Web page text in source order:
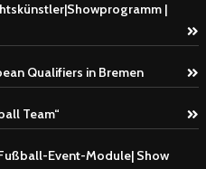
|
Qualifiers in Bremen
Team“
Event-Module| Show